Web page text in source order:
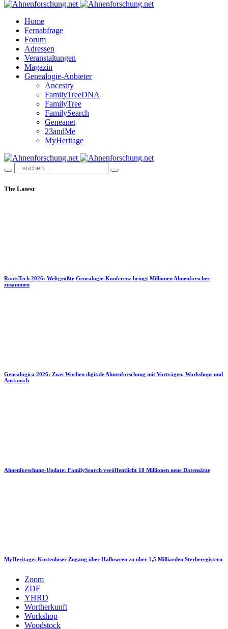
Home
Fernabfrage
Forum
Adressen
Veranstaltungen
Magazin
Genealogie-Anbieter
Ancestry
FamilyTreeDNA
FamilyTree
FamilySearch
Geneanet
23andMe
MyHeritage
The Latest
RootsTech 2026: Weltgrößte Genealogie-Konferenz bringt Millionen Ahnenforscher
zusammen
Genealogica 2026: Zwei Wochen digitale Ahnenforschung mit Vorträgen, Workshops und
Austausch
Ahnenforschung-Update: FamilySearch veröffentlicht 18 Millionen neue Datensätze
MyHeritage: Kostenloser Zugang über Halloween zu über 1,5 Milliarden Sterberegistern
Zoom
ZDF
YHRD
Wortherkunft
Workshop
Woodstock